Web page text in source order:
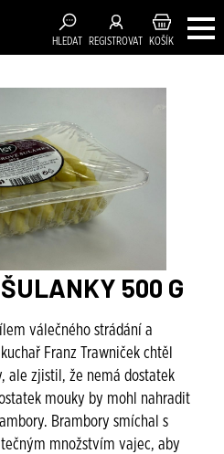
HLEDAT REGISTROVAT KOŠÍK
500 G
válečného strádání a
Franz Trawniček chtěl
ale zjistil, že nemá dostatek
mouky by mohl nahradit
Brambory smíchal s
množstvím vajec, aby